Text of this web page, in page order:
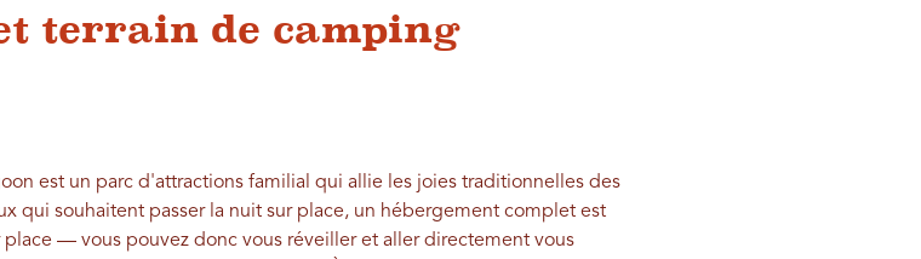
terrain de camping
est un parc d'attractions familial qui allie les joies traditionnelles des
qui souhaitent passer la nuit sur place, un hébergement complet est
place — vous pouvez donc vous réveiller et aller directement vous